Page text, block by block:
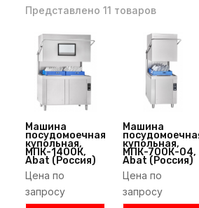
Представлено 11 товаров
Машина
посудомоечная
купольная,
МПК-1400К,
Abat (Россия)
Цена по
запросу
Машина
купольная,
МПК-700К-04,
Abat (Россия)
Цена по
запросу